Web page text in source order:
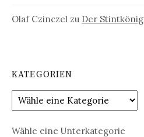
Olaf Czinczel zu Der Stintkönig
KATEGORIEN
Wähle eine Unterkategorie